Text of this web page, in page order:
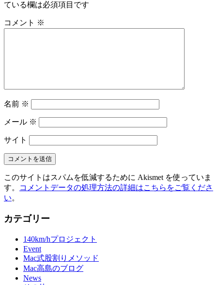
ている欄は必須項目です
コメント ※
名前 ※
メール ※
サイト
このサイトはスパムを低減するために Akismet を使っていま
す。
コメントデータの処理方法の詳細はこちらをご覧くださ
い。
カテゴリー
140km/hプロジェクト
Event
Mac式股割りメソッド
Mac高島のブログ
News